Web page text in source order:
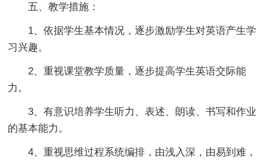
五、教学措施：
1、依据学生基本情况，逐步激励学生对英语产生学
习兴趣。
2、重视课堂教学质量，逐步提高学生英语交际能
力。
3、有意识培养学生听力、表述、朗读、书写和作业
的基本能力。
4、重视思维过程系统编排，由浅入深，由易到难，